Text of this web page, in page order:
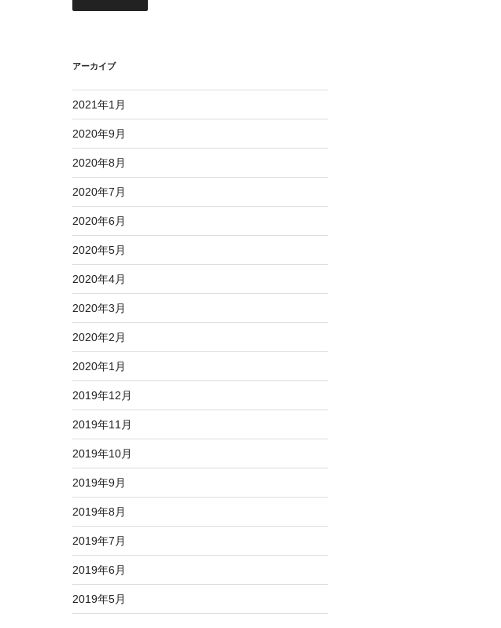
レ
アーカイブ
2021年1月
2020年9月
2020年8月
2020年7月
2020年6月
2020年5月
2020年4月
2020年3月
2020年2月
2020年1月
2019年12月
2019年11月
2019年10月
2019年9月
2019年8月
2019年7月
2019年6月
2019年5月